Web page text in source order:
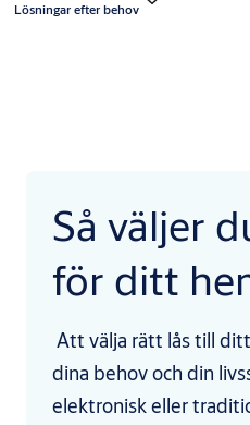
Lösningar efter behov
Så väljer
för ditt
Att välja rätt lås till
dina behov och din
elektronisk eller